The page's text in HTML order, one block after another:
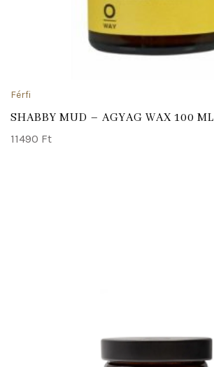
Férfi
SHABBY MUD – AGYAG WAX 100 ML
11490 Ft